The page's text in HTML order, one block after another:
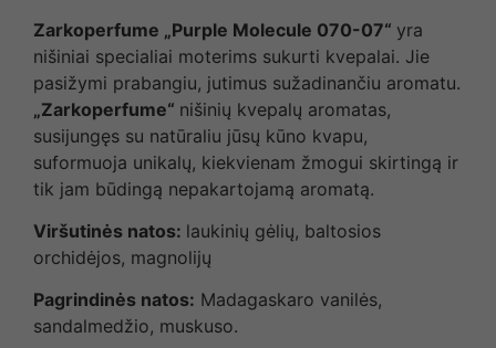
Zarkoperfume „Purple Molecule 070-07“ yra
nišiniai specialiai moterims sukurti kvepalai. Jie
pasižymi prabangiu, jutimus sužadinančiu aromatu.
„Zarkoperfume“ nišinių kvepalų aromatas,
susijungęs su natūraliu jūsų kūno kvapu,
suformuoja unikalų, kiekvienam žmogui skirtingą ir
tik jam būdingą nepakartojamą aromatą.
Viršutinės natos: laukinių gėlių, baltosios
orchidėjos, magnolijų
Pagrindinės natos: Madagaskaro vanilės,
sandalmedžio, muskuso.